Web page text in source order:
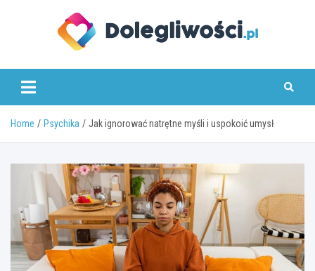
dolegliwosci.pl
Home Psychika Jak ignorować natrętne myśli i uspokoić umysł